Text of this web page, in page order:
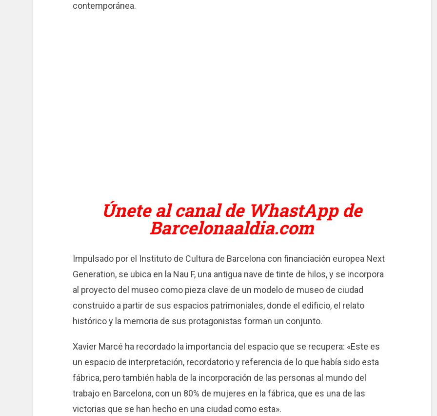
contemporánea.
Únete al canal de WhastApp de
Barcelonaaldia.com
Impulsado por el Instituto de Cultura de Barcelona con financiación europea Next
Generation, se ubica en la Nau F, una antigua nave de tinte de hilos, y se incorpora
al proyecto del museo como pieza clave de un modelo de museo de ciudad
construido a partir de sus espacios patrimoniales, donde el edificio, el relato
histórico y la memoria de sus protagonistas forman un conjunto.
Xavier Marcé ha recordado la importancia del espacio que se recupera: «Este es
un espacio de interpretación, recordatorio y referencia de lo que había sido esta
fábrica, pero también habla de la incorporación de las personas al mundo del
trabajo en Barcelona, ​​con un 80% de mujeres en la fábrica, que es una de las
victorias que se han hecho en una ciudad como esta».